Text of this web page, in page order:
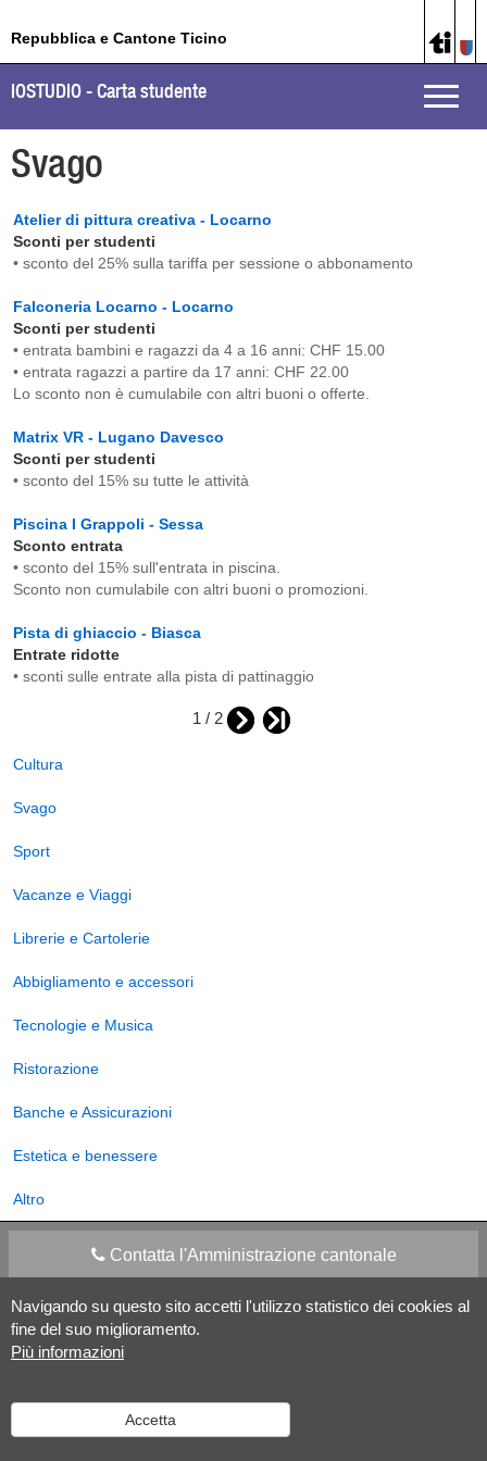
Navigando su questo sito accetti l'utilizzo statistico dei cookies al
fine del suo miglioramento.
Più informazioni
Accetta
Repubblica e Cantone Ticino
Toggle
IOSTUDIO - Carta studente
Svago
Atelier di pittura creativa - Locarno
Sconti per studenti
• sconto del 25% sulla tariffa per sessione o abbonamento
Falconeria Locarno - Locarno
Sconti per studenti
• entrata bambini e ragazzi da 4 a 16 anni: CHF 15.00
• entrata ragazzi a partire da 17 anni: CHF 22.00
Lo sconto non è cumulabile con altri buoni o offerte.
Matrix VR - Lugano Davesco
Sconti per studenti
• sconto del 15% su tutte le attività
Piscina I Grappoli - Sessa
Sconto entrata
• sconto del 15% sull'entrata in piscina.
Sconto non cumulabile con altri buoni o promozioni.
Pista di ghiaccio - Biasca
Entrate ridotte
• sconti sulle entrate alla pista di pattinaggio
1 / 2
Cultura
Svago
Sport
Vacanze e Viaggi
Librerie e Cartolerie
Abbigliamento e accessori
Tecnologie e Musica
Ristorazione
Banche e Assicurazioni
Estetica e benessere
Altro
Contatta l'Amministrazione cantonale
Apps Mobile Social media
Versione desktop Informazioni legali